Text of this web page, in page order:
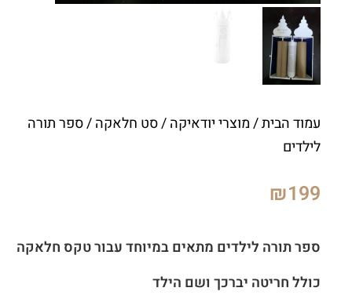
עמוד הבית/מוצרי יודאיקה/סט חלאקה/ ספר תורה
לילדים
₪199
ספר תורה לילדים מתאים במיוחד עבור טקס חלאקה
כולל חריטה יברכך ושם הילד